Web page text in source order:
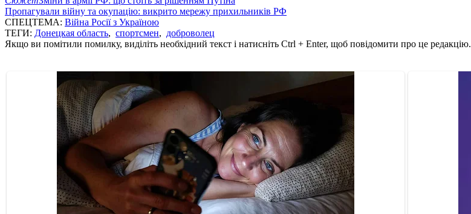
Пропагували війну та окупацію: викрито мережу прихильників РФ
СПЕЦТЕМА: Війна Росії з Україною
ТЕГИ: Донецкая область, спортсмен, доброволец
Якщо ви помітили помилку, виділіть необхідний текст і натисніть Ctrl + Enter, щоб повідомити про це редакцію.